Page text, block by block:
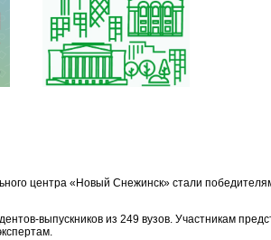
центра «Новый Снежинск» стали
выпускников из 249 вузов. Участникам